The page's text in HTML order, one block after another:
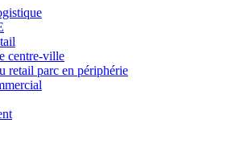
centre-ville
retail parc en périphérie